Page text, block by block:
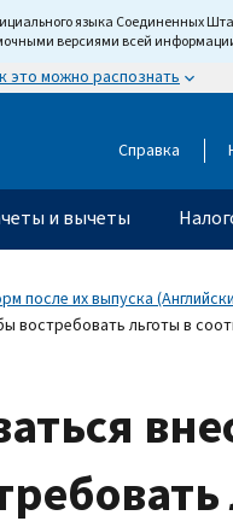
языка Соединенных
версиями всей
это можно распознать
Справка
и вычеты
после их выпуска
льготы в